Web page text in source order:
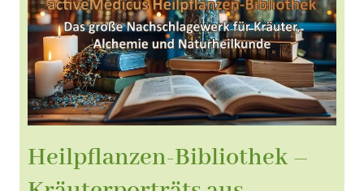
Heilpflanzen-Bibliothek –